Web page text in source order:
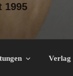
1995
Verlag